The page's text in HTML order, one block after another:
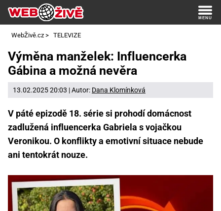
WebŽivě.cz > TELEVIZE
Výměna manželek: Influencerka
Gábina a možná nevěra
13.02.2025 20:03 | Autor: Dana Klomínková
V páté epizodě 18. série si prohodí domácnost
zadlužená influencerka Gabriela s vojačkou
Veronikou. O konflikty a emotivní situace nebude
ani tentokrát nouze.